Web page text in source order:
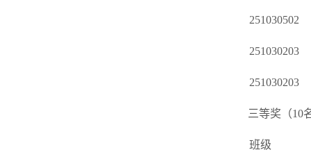
251030502
251030203
251030203
三等奖（10
班级